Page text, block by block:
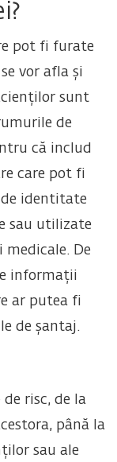
pot fi furate
vor afla și
sunt
de
că includ
care pot fi
identitate
sau utilizate
De
informații
ar putea fi
de șantaj.
risc, de la
până la
sau ale